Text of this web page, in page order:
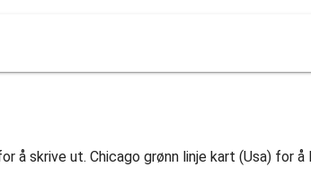
å skrive ut. Chicago grønn linje kart (Usa) for å